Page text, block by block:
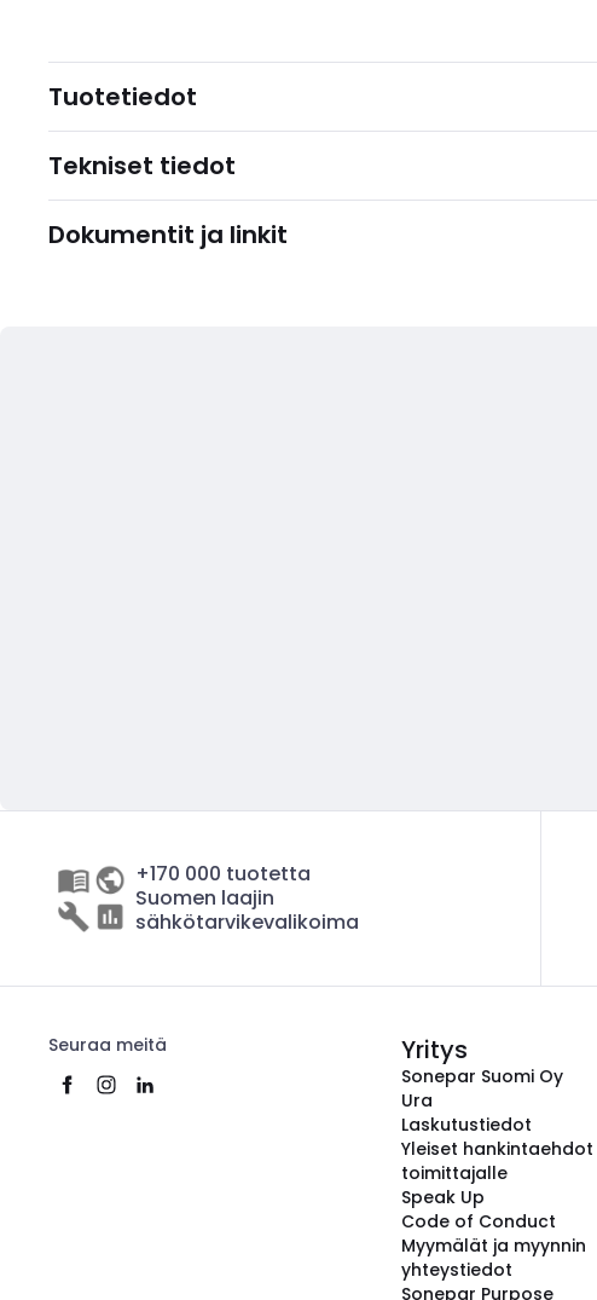
Tuotetiedot
Tekniset tiedot
Dokumentit ja linkit
+170 000 tuotetta
Suomen laajin
sähkötarvikevalikoima
Seuraa meitä Yritys
Sonepar Suomi Oy
Ura
Laskutustiedot
Yleiset hankintaehdot
toimittajalle
Speak Up
Code of Conduct
Myymälät ja myynnin
yhteystiedot
Sonepar Purpose